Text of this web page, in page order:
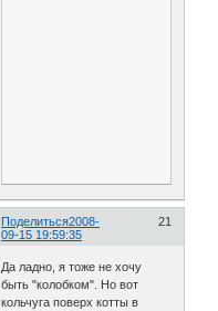
Поделиться 21
2008-
09-15 19:59:35
Да ладно, я тоже не хочу
быть "колобком". Но вот
кольчуга поверх котты в